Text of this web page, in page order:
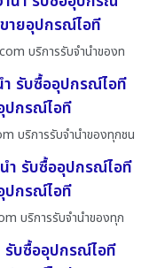
ายอุปกรณ์ไอที
บริการรับจำนำของท
รับซื้ออุปกรณ์ไอที
ปกรณ์ไอที
บริการรับจำนำของทุกชน
ำ รับซื้ออุปกรณ์ไอที
ปกรณ์ไอที
บริการรับจำนำของทุก
รับซื้ออุปกรณ์ไอที